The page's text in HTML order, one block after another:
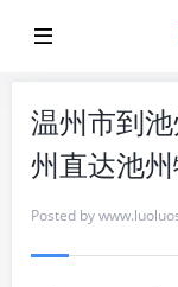
温州市到
州直达池
Posted by